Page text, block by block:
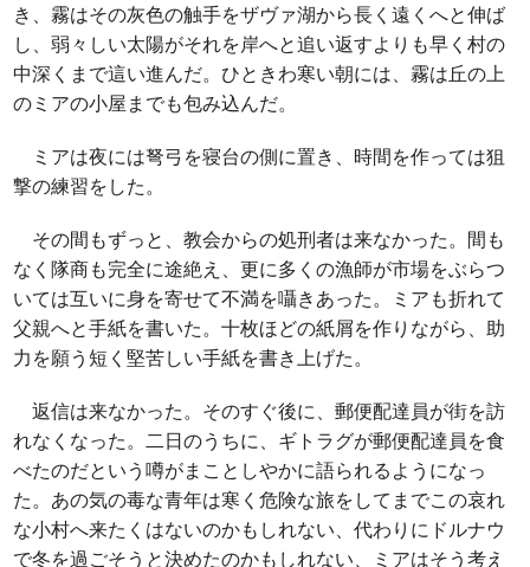
き、霧はその灰色の触手をザヴァ湖から長く遠くへと伸ば
し、弱々しい太陽がそれを岸へと追い返すよりも早く村の
中深くまで這い進んだ。ひときわ寒い朝には、霧は丘の上
のミアの小屋までも包み込んだ。
ミアは夜には弩弓を寝台の側に置き、時間を作っては狙
撃の練習をした。
その間もずっと、教会からの処刑者は来なかった。間も
なく隊商も完全に途絶え、更に多くの漁師が市場をぶらつ
いては互いに身を寄せて不満を囁きあった。ミアも折れて
父親へと手紙を書いた。十枚ほどの紙屑を作りながら、助
力を願う短く堅苦しい手紙を書き上げた。
返信は来なかった。そのすぐ後に、郵便配達員が街を訪
れなくなった。二日のうちに、ギトラグが郵便配達員を食
べたのだという噂がまことしやかに語られるようになっ
た。あの気の毒な青年は寒く危険な旅をしてまでこの哀れ
な小村へ来たくはないのかもしれない、代わりにドルナウ
で冬を過ごそうと決めたのかもしれない、ミアはそう考え